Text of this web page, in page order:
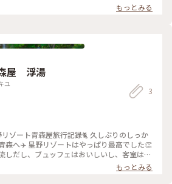
もっとみる
屋 浮湯
ユ
3
ゾート青森屋旅行記録🐈 久しぶりのしっか
森へ✈️ 星野リゾートはやっぱり最高でした👏
しだし、ブュッフェはおいしいし、客室は広
的なショーも見れるし至れり尽くせりだっ
野リゾート
もっとみる